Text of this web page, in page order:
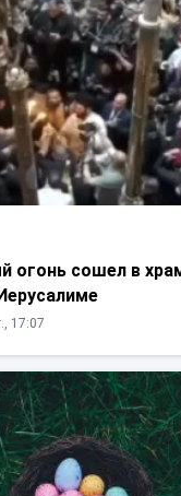
огонь сошел в
17:07